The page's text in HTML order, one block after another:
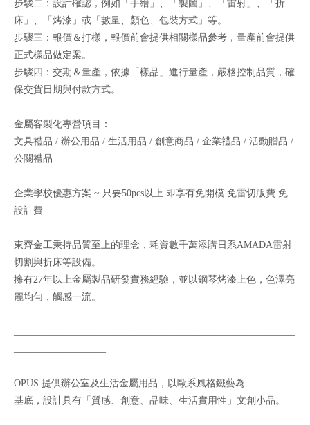
步驟二：設計確認，例如「手繪」、「製圖」、「雷射」、「折
床」、「烤漆」或「數量、顏色、包裝方式」等。
步驟三：報價＆打樣，報價前會提供相關樣品參考，量產前會提供
正式樣品做定案。
步驟四：交期＆量產，依據「樣品」進行量產，嚴格控制品質，確
保交貨日期與付款方式。
金屬客製化專營項目：
文具禮品 / 辦公用品 / 生活用品 / 創意商品 / 企業禮品 / 活動贈品 /
公關禮品
企業學校優惠方案 ~ 只要50pcs以上 即享有免開模 免雷切版費 免
設計費
東齊金工秉持品質至上的理念，耗資數千萬添購日系AMADA雷射
切割與折床等設備。
擁有27年以上金屬製品研發實務經驗，並以鋼琴烤漆上色，色澤亮
麗均勻，觸感一流。
OPUS 提供辦公室及生活金屬用品，以歐系風格鐵藝為
基底，設計具有「質感、創意、品味、生活實用性」文創小品。